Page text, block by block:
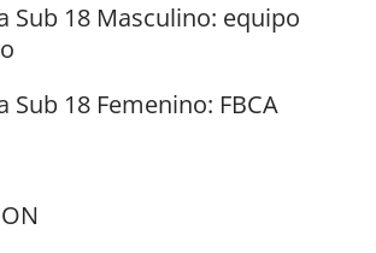
Sub 18 Masculino: equipo
Sub 18 Femenino: FBCA